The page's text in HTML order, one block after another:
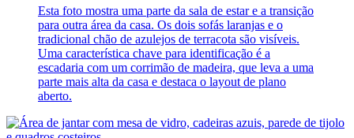
Esta foto mostra uma parte da sala de estar e a transição
para outra área da casa. Os dois sofás laranjas e o
tradicional chão de azulejos de terracota são visíveis.
Uma característica chave para identificação é a
escadaria com um corrimão de madeira, que leva a uma
parte mais alta da casa e destaca o layout de plano
aberto.